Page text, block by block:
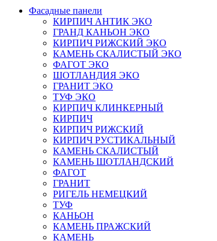
Фасадные панели
КИРПИЧ АНТИК ЭКО
ГРАНД КАНЬОН ЭКО
КИРПИЧ РИЖСКИЙ ЭКО
КАМЕНЬ СКАЛИСТЫЙ ЭКО
ФАГОТ ЭКО
ШОТЛАНДИЯ ЭКО
ГРАНИТ ЭКО
ТУФ ЭКО
КИРПИЧ КЛИНКЕРНЫЙ
КИРПИЧ
КИРПИЧ РИЖСКИЙ
КИРПИЧ РУСТИКАЛЬНЫЙ
КАМЕНЬ СКАЛИСТЫЙ
КАМЕНЬ ШОТЛАНДСКИЙ
ФАГОТ
ГРАНИТ
РИГЕЛЬ НЕМЕЦКИЙ
ТУФ
КАНЬОН
КАМЕНЬ ПРАЖСКИЙ
КАМЕНЬ